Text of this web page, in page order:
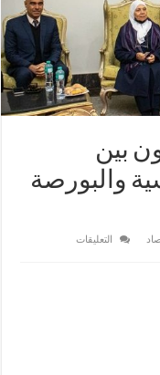
بين
والبورصة
التعليقات